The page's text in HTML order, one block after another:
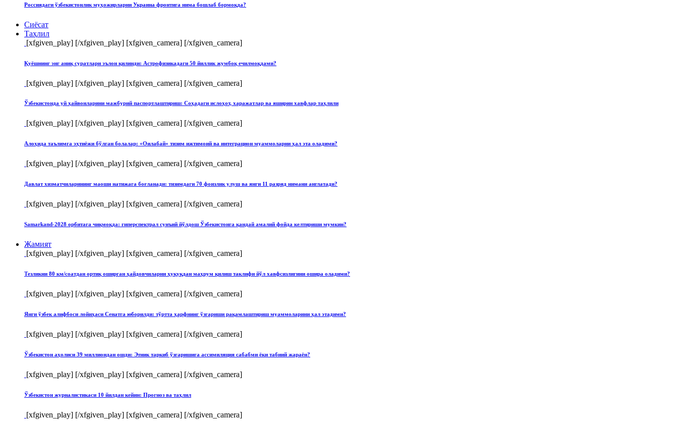
Россиядаги ўзбекистонлик муҳожирларни Украина фронтига нима бошлаб бормоқда?
Сиёсат
Таҳлил
[xfgiven_play] [/xfgiven_play] [xfgiven_camera] [/xfgiven_camera]
Қуёшнинг энг аниқ суратлари эълон қилинди: Астрофизикадаги 50 йиллик жумбоқ ечилмоқдами?
[xfgiven_play] [/xfgiven_play] [xfgiven_camera] [/xfgiven_camera]
Ўзбекистонда уй ҳайвонларини мажбурий паспортлаштириш: Соҳадаги ислоҳот, харажатлар ва яширин хавфлар таҳлили
[xfgiven_play] [/xfgiven_play] [xfgiven_camera] [/xfgiven_camera]
Алоҳида таълимга эҳтиёжи бўлган болалар: «Оилабай» тизим ижтимоий ва интеграцион муаммоларни ҳал эта оладими?
[xfgiven_play] [/xfgiven_play] [xfgiven_camera] [/xfgiven_camera]
Давлат хизматчиларининг маоши натижага боғланади: тизимдаги 70 фоизлик улуш ва янги 11 разряд нимани англатади?
[xfgiven_play] [/xfgiven_play] [xfgiven_camera] [/xfgiven_camera]
Samarkand-2028 орбитага чиқмоқда: гиперспектрал сунъий йўлдош Ўзбекистонга қандай амалий фойда келтириши мумкин?
Жамият
[xfgiven_play] [/xfgiven_play] [xfgiven_camera] [/xfgiven_camera]
Тезликни 80 км/соатдан ортиқ оширган ҳайдовчиларни ҳуқуқдан маҳрум қилиш таклифи йўл хавфсизлигини ошира оладими?
[xfgiven_play] [/xfgiven_play] [xfgiven_camera] [/xfgiven_camera]
Янги ўзбек алифбоси лойиҳаси Сенатга юборилди: тўртта ҳарфнинг ўзгариши рақамлаштириш муаммоларини ҳал этадими?
[xfgiven_play] [/xfgiven_play] [xfgiven_camera] [/xfgiven_camera]
Ўзбекистон аҳолиси 39 миллиондан ошди: Этник таркиб ўзгаришига ассимиляция сабабми ёки табиий жараён?
[xfgiven_play] [/xfgiven_play] [xfgiven_camera] [/xfgiven_camera]
Ўзбекистон журналистикаси 10 йилдан кейин: Прогноз ва таҳлил
[xfgiven_play] [/xfgiven_play] [xfgiven_camera] [/xfgiven_camera]